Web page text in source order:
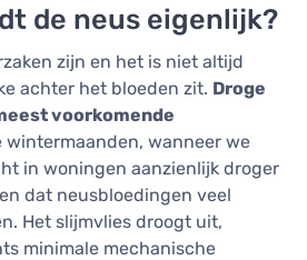
de neus eigenlijk?
zijn en het is niet altijd
achter het bloeden zit. Droge
voorkomende
wintermaanden, wanneer we
in woningen aanzienlijk droger
dat neusbloedingen veel
Het slijmvlies droogt uit,
minimale mechanische